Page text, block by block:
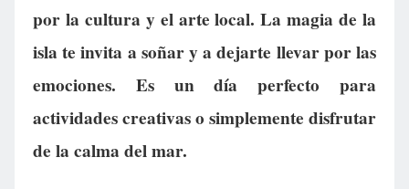
por la cultura y el arte local. La magia de la
isla te invita a soñar y a dejarte llevar por las
emociones. Es un día perfecto para
actividades creativas o simplemente disfrutar
de la calma del mar.